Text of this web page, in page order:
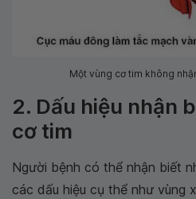
Một vùng cơ tim không
2. Dấu hiệu nhận
cơ tim
Người bệnh có thể nhận biết
các dấu hiệu cụ thể như vùng